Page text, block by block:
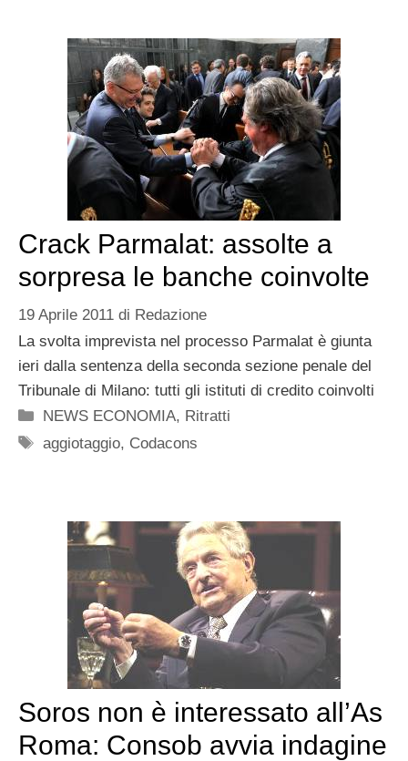
Crack Parmalat: assolte a
sorpresa le banche coinvolte
19 Aprile 2011 di Redazione
La svolta imprevista nel processo Parmalat è giunta
ieri dalla sentenza della seconda sezione penale del
Tribunale di Milano: tutti gli istituti di credito coinvolti
Categorie
NEWS ECONOMIA, Ritratti
Tag
aggiotaggio, Codacons
Soros non è interessato all’As
Roma: Consob avvia indagine